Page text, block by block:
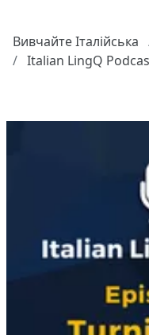
Вивчайте Італійська
Italian LingQ